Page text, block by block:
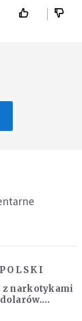
z narkotykami
że latał